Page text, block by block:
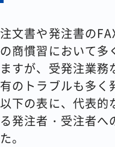
注文書や発注書の
の商慣習において多
ますが、受発注業
有のトラブルも多く
以下の表に、代表的
る発注者・受注者へ
た。